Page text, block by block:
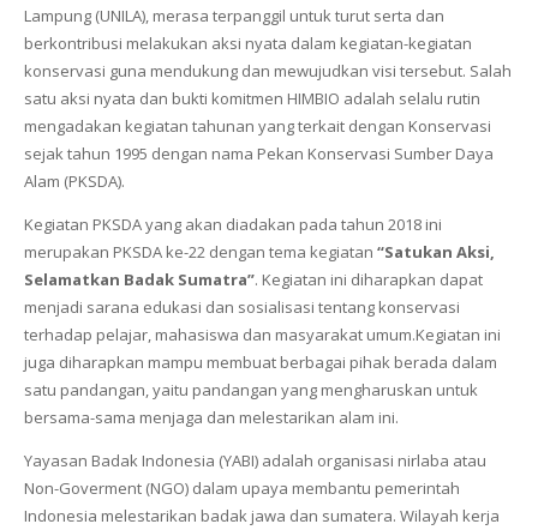
Lampung (UNILA), merasa terpanggil untuk turut serta dan
berkontribusi melakukan aksi nyata dalam kegiatan-kegiatan
konservasi guna mendukung dan mewujudkan visi tersebut. Salah
satu aksi nyata dan bukti komitmen HIMBIO adalah selalu rutin
mengadakan kegiatan tahunan yang terkait dengan Konservasi
sejak tahun 1995 dengan nama Pekan Konservasi Sumber Daya
Alam (PKSDA).
Kegiatan PKSDA yang akan diadakan pada tahun 2018 ini
merupakan PKSDA ke-22 dengan tema kegiatan “Satukan Aksi,
Selamatkan Badak Sumatra”. Kegiatan ini diharapkan dapat
menjadi sarana edukasi dan sosialisasi tentang konservasi
terhadap pelajar, mahasiswa dan masyarakat umum.Kegiatan ini
juga diharapkan mampu membuat berbagai pihak berada dalam
satu pandangan, yaitu pandangan yang mengharuskan untuk
bersama-sama menjaga dan melestarikan alam ini.
Yayasan Badak Indonesia (YABI) adalah organisasi nirlaba atau
Non-Goverment (NGO) dalam upaya membantu pemerintah
Indonesia melestarikan badak jawa dan sumatera. Wilayah kerja